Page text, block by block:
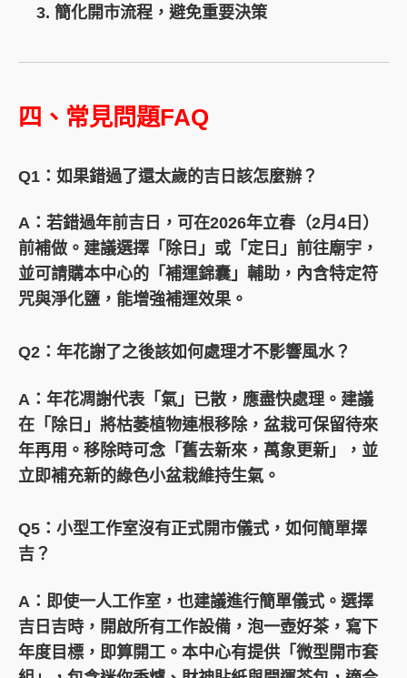
簡化開市流程，避免重要決策
四、常見問題FAQ
Q1：如果錯過了還太歲的吉日該怎麼辦？
A： 若錯過年前吉日，可在2026年立春（2月4日）
前補做。建議選擇「除日」或「定日」前往廟宇，
並可請購本中心的「補運錦囊」輔助，內含特定符
咒與淨化鹽，能增強補運效果。
Q2：年花謝了之後該如何處理才不影響風水？
A： 年花凋謝代表「氣」已散，應盡快處理。建議
在「除日」將枯萎植物連根移除，盆栽可保留待來
年再用。移除時可念「舊去新來，萬象更新」，並
立即補充新的綠色小盆栽維持生氣。
Q5：小型工作室沒有正式開市儀式，如何簡單擇
吉？
A： 即使一人工作室，也建議進行簡單儀式。選擇
吉日吉時，開啟所有工作設備，泡一壺好茶，寫下
年度目標，即算開工。本中心有提供「微型開市套